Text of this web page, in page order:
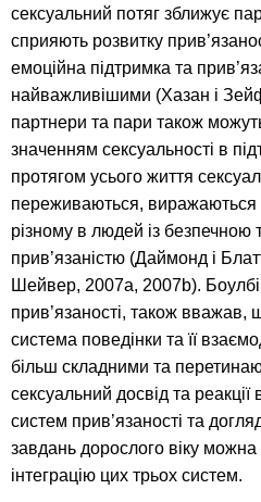
сексуальний потяг зближує
сприяють розвитку
емоційна підтримка та
найважливішими (Хазан і
партнери та пари також
значенням сексуальності в
протягом усього життя
переживаються, виражаються
різному в людей із безпечною
прив’язаністю (Даймонд і
Шейвер, 2007a, 2007b). Боулбі
прив’язаності, також вважав,
система поведінки та її
більш складними та
сексуальний досвід та реакції
систем прив’язаності та
завдань дорослого віку
інтеграцію цих трьох систем.